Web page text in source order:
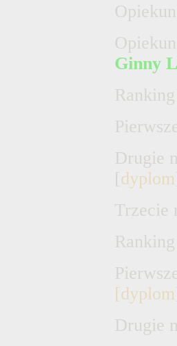
Ginny L
Drugie
[dyplom
Trzecie
[dyplom
Drugie